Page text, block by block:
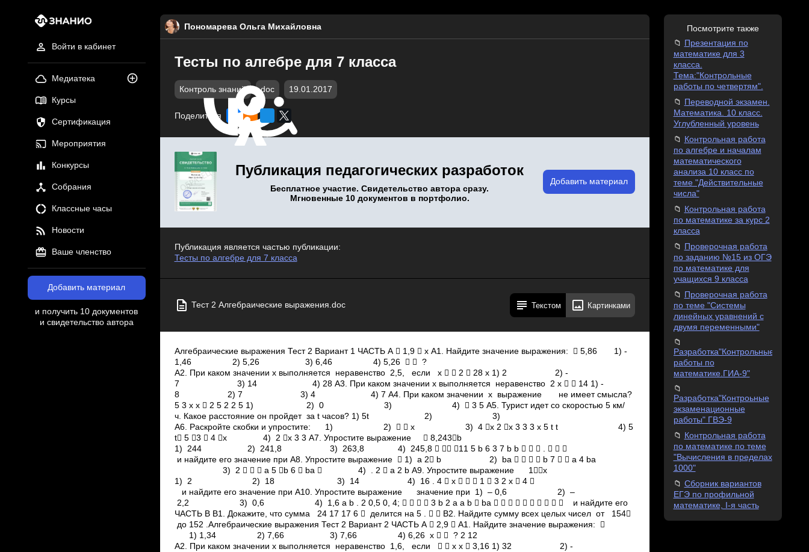
Войти в кабинет
Медиатека
Курсы
Сертификация
Мероприятия
Конкурсы
Собрания
Классные часы
Новости
Ваше членство
Добавить материал
и получить 10 документов
и свидетельство автора
Пономарева Ольга Михайловна
Тесты по алгебре для 7 класса
Контроль знаний doc 19.01.2017
Поделиться
Публикация педагогических разработок
Бесплатное участие. Свидетельство автора сразу.
Мгновенные 10 документов в портфолио.
Добавить материал
Публикация является частью публикации:
Тесты по алгебре для 7 класса
Тест 2 Алгебраические выражения.doc Текстом Картинками
Алгебраические выражения Тест 2 Вариант 1 ЧАСТЬ А  1,9  х А1. Найдите значение выражения:  5,86 1) ­
1,46 2) 5,26 3) ­6,46 4) ­5,26   ?
А2. При каком значении х выполняется неравенство 2,5, если х   2  28 х 1) ­2 2) ­
7 3) ­14 4) ­28 А3. При каком значении х выполняется неравенство 2 х   14 1) ­
8 2) ­7 3) ­4 4) 7 А4. При каком значении х выражение не имеет смысла?
5 3 х х  2 5 2 2 5 1) 2) 0 3) 4)  3 5 А5. Турист идет со скоростью 5 км/
ч. Какое расстояние он пройдет за t часов? 1) 5t 2) 3)
А6. Раскройте скобки и упростите: 1) 2)   х 3) 4 х 2 х 3 3 3 х 5 t t 4) 5
t 5 3  4 х 4) 2 х 3 3 А7. Упростите выражение  8,243b
1) 244 2) 241,8 3) 263,8 4) 245,8   11 5 b 6 3 7 b b    .   
и найдите его значение при А8. Упростите выражение  1) a 2 b 2) ba     b 7   а 4 bа
3) 2    а 5 b 6  ba  4) . 2  a 2 b А9. Упростите выражение 1х
1) 2 2) 18 3) 14 4) 16 . 4  х    1  3 2 х  4 
и найдите его значение при А10. Упростите выражение значение при 1) – 0,6 2) –
2,2 3) 0,6 4) 1,6 a b . 2 0,5 0, 4;     3 b 2 a a b  bа           и найдите его
ЧАСТЬ B В1. Докажите, что сумма 24 17 17 6  делится на 5 .   В2. Найдите сумму всех целых чисел от 154
до 152 .Алгебраические выражения Тест 2 Вариант 2 ЧАСТЬ А  2,9  А1. Найдите значение выражения: 
1) 1,34 2) 7,66 3) ­7,66 4) ­6,26 х   ? 2 12
А2. При каком значении х выполняется неравенство 1,6, если   х х  3,16 1) ­32 2) ­
Посмотрите также
Презентация по
математике для 3
класса.
Тема:"Контрольные
работы по четвертям".
Переводной экзамен.
Математика. 10 класс.
Углубленный уровень
Контрольная работа
по алгебре и началам
математического
анализа 10 класс по
теме "Действительные
числа"
Контрольная работа
по математике за курс 2
класса
Проверочная работа
по заданию №15 из ОГЭ
по математике для
учащихся 9 класса
Проверочная работа
по теме "Системы
линейных уравнений с
двумя переменными"
Разработка"Контрольные
работы по
математике.ГИА-9"
Разработка"Контроьные
экзаменационные
работы" ГВЭ-9
Контрольная работа
по математике по теме
"Вычисления в пределах
1000"
Сборник вариантов
ЕГЭ по профильной
математике, I-я часть